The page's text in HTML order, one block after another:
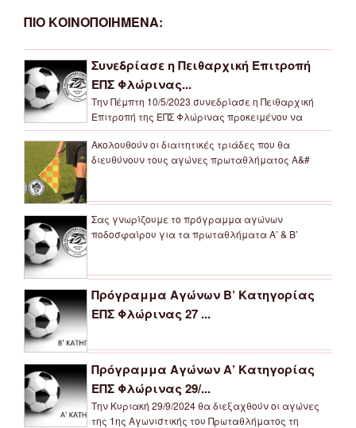
ΠΙΟ ΚΟΙΝΟΠΟΙΗΜΕΝΑ:
Συνεδρίασε η Πειθαρχική Επιτροπή
ΕΠΣ Φλώρινας...
Την Πέμπτη 10/5/2023 συνεδρίασε η Πειθαρχική
Επιτροπή της ΕΠΣ Φλώρινας προκειμένου να
Ακολουθούν οι διαιτητικές τριάδες που θα
διευθύνουν τους αγώνες πρωταθλήματος Α&#
Σας γνωρίζουμε το πρόγραμμα αγώνων
ποδοσφαίρου για τα πρωταθλήματα Α’ & Β’
Πρόγραμμα Αγώνων Β’ Κατηγορίας
ΕΠΣ Φλώρινας 27 ...
Πρόγραμμα Αγώνων Α’ Κατηγορίας
ΕΠΣ Φλώρινας 29/...
Την Κυριακή 29/9/2024 θα διεξαχθούν οι αγώνες
της 1ης Αγωνιστικής του Πρωταθλήματος τη